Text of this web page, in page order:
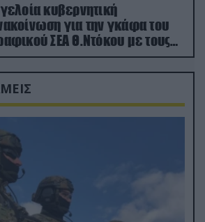
κυβερνητική
για την γκάφα του
ΣΕΑ Θ.Ντόκου με τους
φαρσέρ